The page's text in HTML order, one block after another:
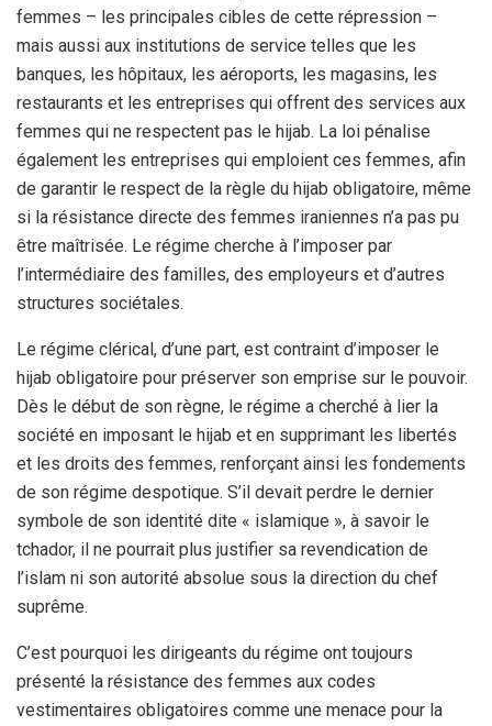
femmes – les principales cibles de cette répression –
mais aussi aux institutions de service telles que les
banques, les hôpitaux, les aéroports, les magasins, les
restaurants et les entreprises qui offrent des services aux
femmes qui ne respectent pas le hijab. La loi pénalise
également les entreprises qui emploient ces femmes, afin
de garantir le respect de la règle du hijab obligatoire, même
si la résistance directe des femmes iraniennes n’a pas pu
être maîtrisée. Le régime cherche à l’imposer par
l’intermédiaire des familles, des employeurs et d’autres
structures sociétales.
Le régime clérical, d’une part, est contraint d’imposer le
hijab obligatoire pour préserver son emprise sur le pouvoir.
Dès le début de son règne, le régime a cherché à lier la
société en imposant le hijab et en supprimant les libertés
et les droits des femmes, renforçant ainsi les fondements
de son régime despotique. S’il devait perdre le dernier
symbole de son identité dite « islamique », à savoir le
tchador, il ne pourrait plus justifier sa revendication de
l’islam ni son autorité absolue sous la direction du chef
suprême.
C’est pourquoi les dirigeants du régime ont toujours
présenté la résistance des femmes aux codes
vestimentaires obligatoires comme une menace pour la